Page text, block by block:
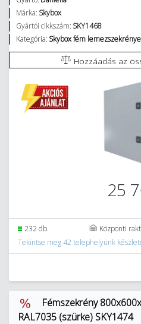
Márka: Skybox
Gyártói cikkszám: SKY1468
Kategória: Skybox fém
Hozzáadás az
25
232 db. Központi
Tekintse meg 42 telephelyünk
Fémszekrény
RAL7035 (szürke) SKY1474